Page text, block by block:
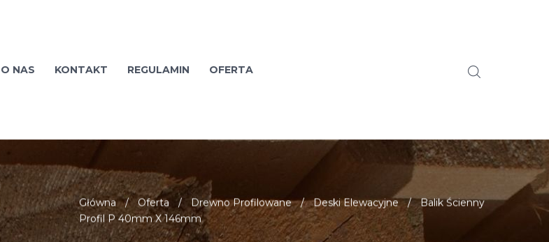
O NAS KONTAKT REGULAMIN OFERTA
Główna / Oferta / Drewno Profilowane / Deski Elewacyjne /
Balik Ścienny
Profil P 40mm X 146mm